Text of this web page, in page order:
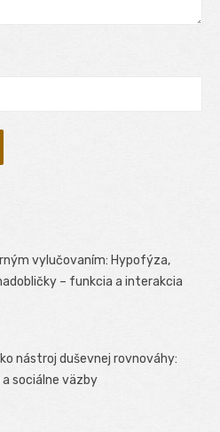
vylučovaním: Hypofýza,
– funkcia a interakcia
nástroj duševnej rovnováhy:
a sociálne väzby